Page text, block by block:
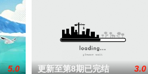
5.0 更新至第8期已完结 3.0